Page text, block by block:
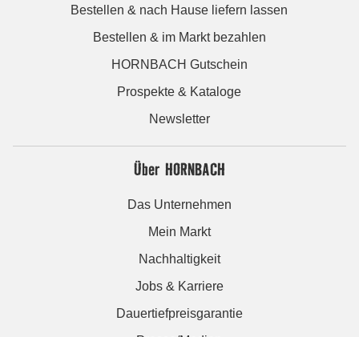
Bestellen & nach Hause liefern lassen
Bestellen & im Markt bezahlen
HORNBACH Gutschein
Prospekte & Kataloge
Newsletter
Über HORNBACH
Das Unternehmen
Mein Markt
Nachhaltigkeit
Jobs & Karriere
Dauertiefpreisgarantie